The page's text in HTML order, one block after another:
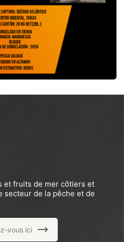
et fruits de mer côtiers et
secteur de la pêche et de